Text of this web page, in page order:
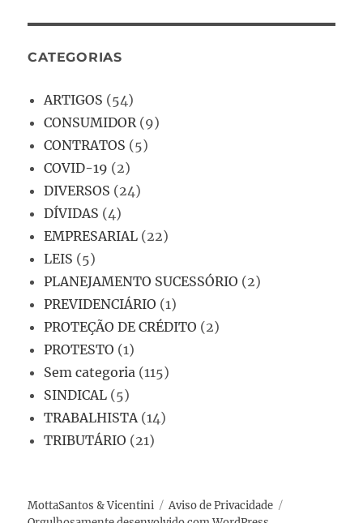
CATEGORIAS
ARTIGOS (54)
CONSUMIDOR(9)
CONTRATOS (5)
COVID-19 (2)
DIVERSOS (24)
DÍVIDAS (4)
EMPRESARIAL (22)
LEIS (5)
PLANEJAMENTO SUCESSÓRIO (2)
PREVIDENCIÁRIO (1)
PROTEÇÃO DE CRÉDITO (2)
PROTESTO (1)
Sem categoria (115)
SINDICAL (5)
TRABALHISTA(14)
TRIBUTÁRIO (21)
MottaSantos & Vicentini
Aviso de Privacidade